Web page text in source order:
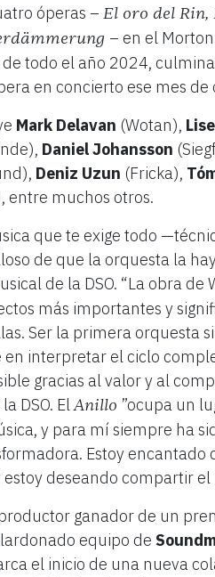
óperas – El oro del
– en el
de todo el año 2024,
en concierto ese mes de
Mark Delavan (Wotan),
Daniel Johansson
Deniz Uzun (Fricka),
entre muchos otros.
que te exige todo
de que la orquesta la
de la DSO. “La obra de
más importantes y
Ser la primera orquesta
en interpretar el ciclo
gracias al valor y al
DSO. ElAnillo ”ocupa un
y para mí siempre ha
Estoy encantado
deseando compartir
ganador de un
equipo de
el inicio de una nueva